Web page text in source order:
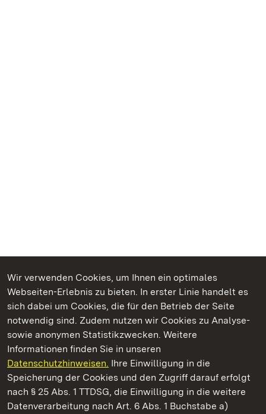
Wir verwenden Cookies, um Ihnen ein optimales
Webseiten-Erlebnis zu bieten. In erster Linie handelt es
sich dabei um Cookies, die für den Betrieb der Seite
notwendig sind. Zudem nutzen wir Cookies zu Analyse-
sowie anonymen Statistikzwecken. Weitere
Informationen finden Sie in unseren
Datenschutzhinweisen. Ihre Einwilligung in die
Speicherung der Cookies und den Zugriff darauf erfolgt
nach § 25 Abs. 1 TTDSG, die Einwilligung in die weitere
Datenverarbeitung nach Art. 6 Abs. 1 Buchstabe a)
Kommen. Staunen. Genießen.
Schloss Heidelberg
Staatliche Schlösser und Gärten Baden-Württemberg